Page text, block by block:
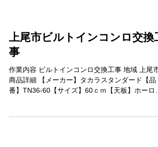
上尾市ビルトインコンロ交換工
事
作業内容 ビルトインコンロ交換工事 地域 上尾市